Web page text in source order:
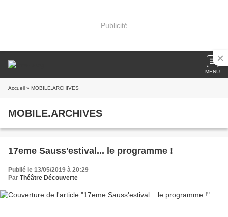
Publicité
MENU
Accueil » MOBILE.ARCHIVES
MOBILE.ARCHIVES
17eme Sauss'estival... le programme !
Publié le 13/05/2019 à 20:29
Par Théâtre Découverte